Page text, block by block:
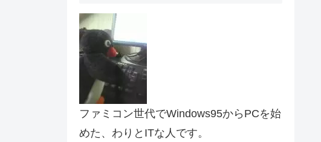
ファミコン世代でWindows95からPCを始
めた、わりとITな人です。